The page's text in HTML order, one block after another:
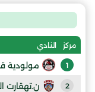
مركز النادي
1 مولودية
2 ن.تهقارت